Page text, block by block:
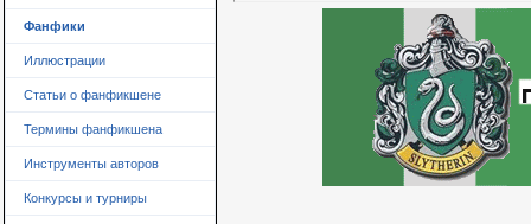
Фанфики
Иллюстрации
Статьи о фанфикшене
Термины фанфикшена
Инструменты авторов
Конкурсы и турниры